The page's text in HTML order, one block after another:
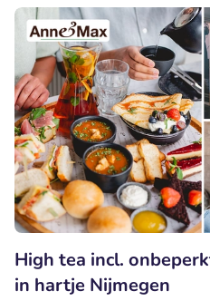
High tea incl.
in hartje Nijmegen